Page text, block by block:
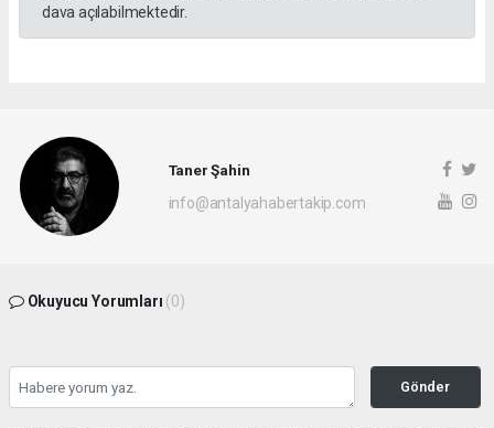
dava açılabilmektedir.
Taner Şahin
info@antalyahabertakip.com
Okuyucu Yorumları (0)
Gönder